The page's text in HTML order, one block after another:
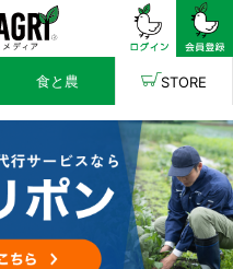
食と農 STORE